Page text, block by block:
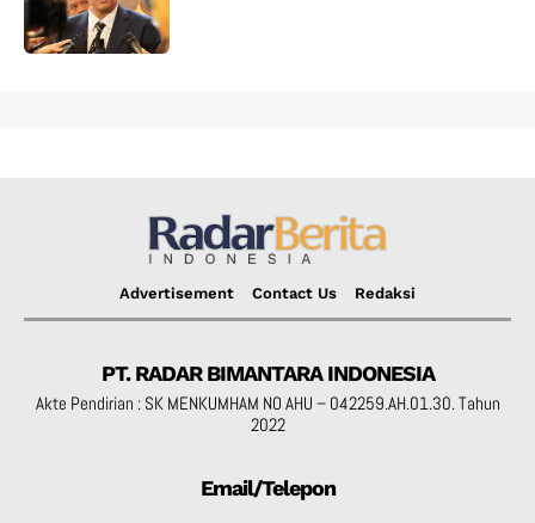
Advertisement Contact Us Redaksi
PT. RADAR BIMANTARA INDONESIA
Akte Pendirian : SK MENKUMHAM NO AHU – 042259.AH.01.30. Tahun
2022
Email/Telepon